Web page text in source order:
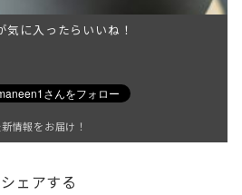
気に入ったらいいね！
情報をお届け！
シェアする